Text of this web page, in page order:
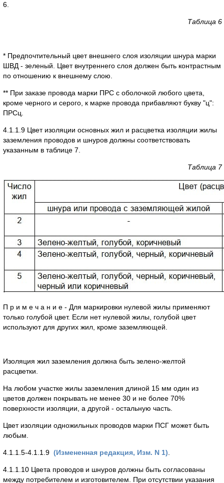
6.
Таблица 6
* Предпочтительный цвет внешнего слоя изоляции шнура марки
ШВД - зеленый. Цвет внутреннего слоя должен быть контрастным
по отношению к внешнему слою.
** При заказе провода марки ПРС с оболочкой любого цвета,
кроме черного и серого, к марке провода прибавляют букву "ц":
ПРСц.
4.1.1.9 Цвет изоляции основных жил и расцветка изоляции жилы
заземления проводов и шнуров должны соответствовать
указанным в таблице 7.
Таблица 7
П р и м е ч а н и е - Для маркировки нулевой жилы применяют
только голубой цвет. Если нет нулевой жилы, голубой цвет
используют для других жил, кроме заземляющей.
Изоляция жил заземления должна быть зелено-желтой
расцветки.
На любом участке жилы заземления длиной 15 мм один из
цветов должен покрывать не менее 30 и не более 70%
поверхности изоляции, а другой - остальную часть.
Цвет изоляции одножильных проводов марки ПСГ может быть
любым.
4.1.1.5-4.1.1.9 (Измененная редакция, Изм. N 1)
4.1.1.10 Цвета проводов и шнуров должны быть согласованы
между потребителем и изготовителем. При отсутствии указания